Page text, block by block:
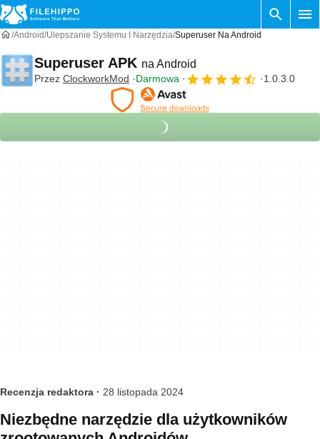
Android Ulepszanie Systemu I Narzędzia Superuser Na Android
Superuser APK na Android
Przez ClockworkMod Darmowa 1.0.3.0
Recenzja redaktora · 28 listopada 2024
Niezbędne narzędzie dla użytkowników